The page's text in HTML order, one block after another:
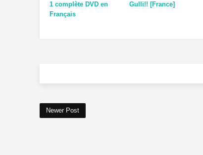
1 complète DVD en
Français
Gulli!! [France]
Newer Post